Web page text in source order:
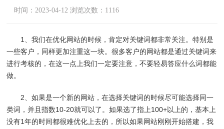
时间：2023-04-12 浏览次数：1116
1、我们在优化网站的时候，肯定对关键词都非常关注。特别是
一些客户，同样更加注重这一块。很多客户的网站都是通过关键词来
进行考核的，在这一点上我们一定要注意，不要轻易答应什么词都能
做。
2、如果是一个新的网站，在选择关键词的时候尽可能选择同一
类词，并且指数10-20就可以了。如果选了指上100+以上的，基本上
没有1年的时间都很难优化上去的，所以如果网站刚刚开始搭建，我